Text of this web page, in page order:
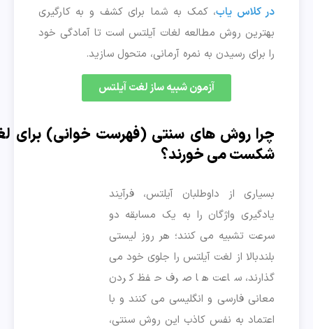
در کلاس یاب، کمک به شما برای کشف و به کارگیری
بهترین روش مطالعه لغات آیلتس است تا آمادگی خود
را برای رسیدن به نمره آرمانی، متحول سازید.
آزمون شبیه ساز لغت آیلتس
چرا روش های سنتی (فهرست خوانی) برای
شکست می خورند؟
بسیاری از داوطلبان آیلتس، فرآیند
یادگیری واژگان را به یک مسابقه دو
سرعت تشبیه می کنند؛ هر روز لیستی
بلندبالا از لغت آیلتس را جلوی خود می
گذارند، ساعت ها صرف حفظ کردن
معانی فارسی و انگلیسی می کنند و با
اعتماد به نفس کاذب این روش سنتی،